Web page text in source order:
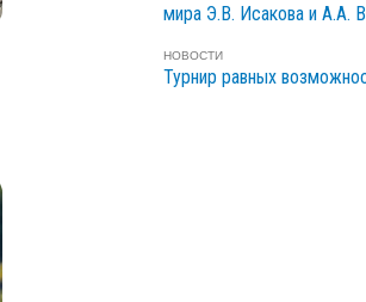
мира Э.В. Исакова и А.А.
НОВОСТИ
Турнир равных